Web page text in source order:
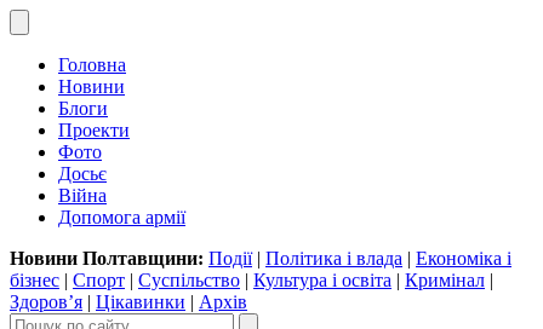
Головна
Новини
Блоги
Проекти
Фото
Досьє
Війна
Допомога армії
Новини Полтавщини: Події| Політика і влада | Економіка і
бізнес | Спорт | Суспільство | Культура і освіта | Кримінал |
Здоров’я | Цікавинки | Архів